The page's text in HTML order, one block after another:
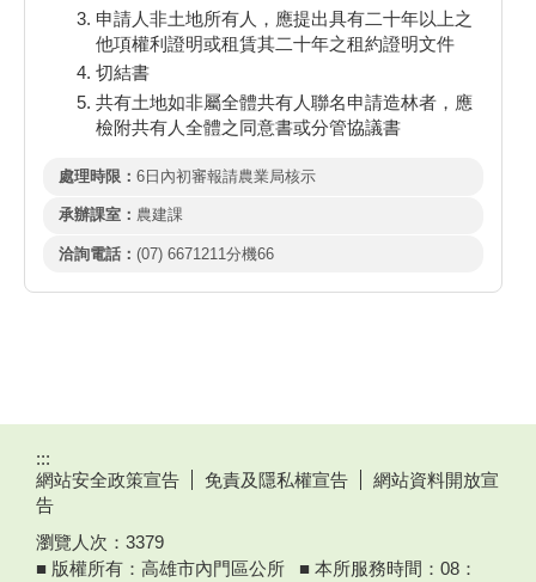
申請人非土地所有人，應提出具有二十年以上之
他項權利證明或租賃其二十年之租約證明文件
切結書
共有土地如非屬全體共有人聯名申請造林者，應
檢附共有人全體之同意書或分管協議書
處理時限：6日內初審報請農業局核示
承辦課室： 農建課
洽詢電話：(07) 6671211分機66
:::
網站安全政策宣告
免責及隱私權宣告
網站資料開放宣
告
瀏覽人次： 3379
■ 版權所有：高雄市內門區公所 ■ 本所服務時間：08：